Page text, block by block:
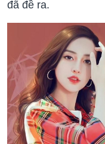
đã đề ra.